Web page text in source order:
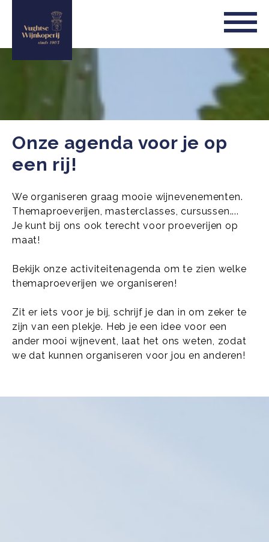
Onze agenda voor je op
een rij!
We organiseren graag mooie wijnevenementen.
Themaproeverijen, masterclasses, cursussen....
Je kunt bij ons ook terecht voor proeverijen op
maat!
Bekijk onze activiteitenagenda om te zien welke
themaproeverijen we organiseren!
Zit er iets voor je bij, schrijf je dan in om zeker te
zijn van een plekje. Heb je een idee voor een
ander mooi wijnevent, laat het ons weten, zodat
we dat kunnen organiseren voor jou en anderen!